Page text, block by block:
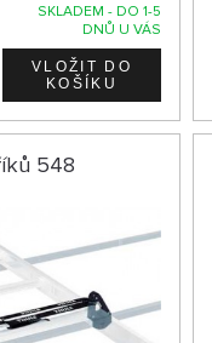
SKLADEM - DO 1-5
DNŮ U VÁS
548